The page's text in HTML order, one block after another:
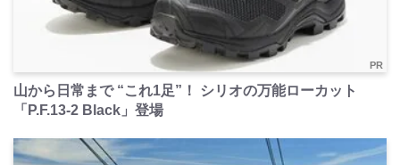
PR
山から日常まで “これ1足”！ シリオの万能ローカット
「P.F.13-2 Black」登場